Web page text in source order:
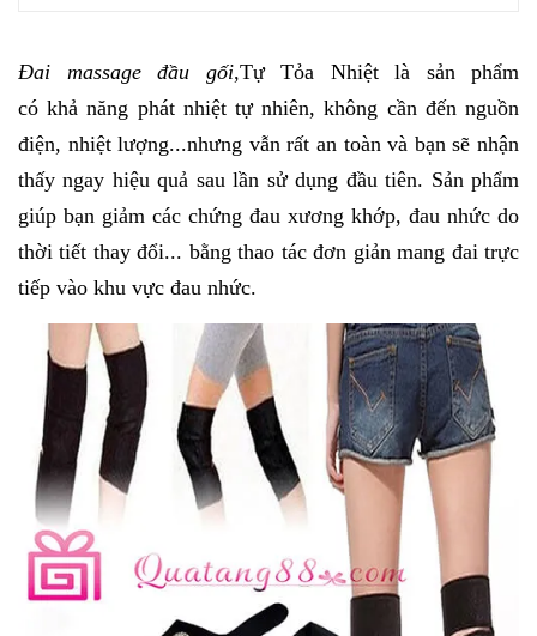
Đai massage đầu gối,Tự Tỏa Nhiệt là sản phẩm
có khả năng phát nhiệt tự nhiên, không cần đến nguồn
điện, nhiệt lượng...nhưng vẫn rất an toàn và bạn sẽ nhận
thấy ngay hiệu quả sau lần sử dụng đầu tiên. Sản phẩm
giúp bạn giảm các chứng đau xương khớp, đau nhức do
thời tiết thay đổi... bằng thao tác đơn giản mang đai trực
tiếp vào khu vực đau nhức.